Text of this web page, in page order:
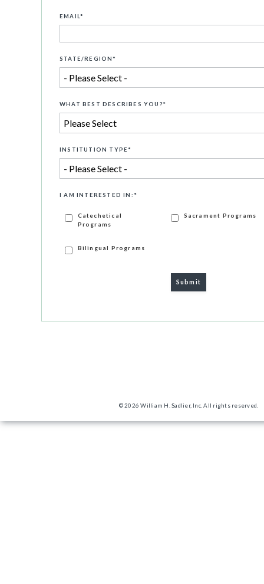
EMAIL *
STATE/REGION*
WHAT BEST DESCRIBES YOU?*
INSTITUTION TYPE*
I AM INTERESTED IN:*
Catechetical
Programs
Sacrament Programs
Bilingual Programs
© 2026 William H. Sadlier, Inc. All rights reserved.